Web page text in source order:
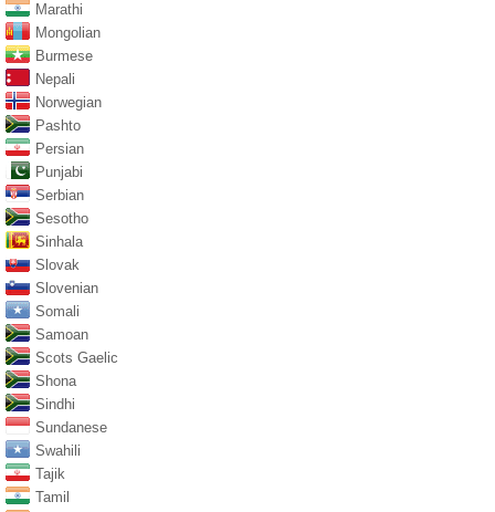
Marathi
Mongolian
Burmese
Nepali
Norwegian
Pashto
Persian
Punjabi
Serbian
Sesotho
Sinhala
Slovak
Slovenian
Somali
Samoan
Scots Gaelic
Shona
Sindhi
Sundanese
Swahili
Tajik
Tamil